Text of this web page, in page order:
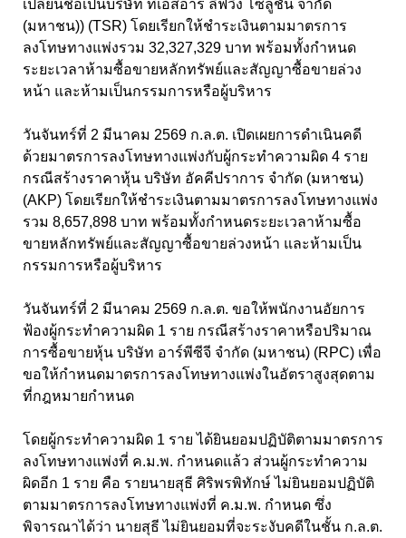
เปลี่ยนชื่อเป็นบริษัท ทีเอสอาร์ ลิฟวิ่ง โซลูชั่น จำกัด
(มหาชน)) (TSR) โดยเรียกให้ชำระเงินตามมาตรการ
ลงโทษทางแพ่งรวม 32,327,329 บาท พร้อมทั้งกำหนด
ระยะเวลาห้ามซื้อขายหลักทรัพย์และสัญญาซื้อขายล่วง
หน้า และห้ามเป็นกรรมการหรือผู้บริหาร
วันจันทร์ที่ 2 มีนาคม 2569 ก.ล.ต. เปิดเผยการดำเนินคดี
ด้วยมาตรการลงโทษทางแพ่งกับผู้กระทำความผิด 4 ราย
กรณีสร้างราคาหุ้น บริษัท อัคคีปราการ จำกัด (มหาชน)
(AKP) โดยเรียกให้ชำระเงินตามมาตรการลงโทษทางแพ่ง
รวม 8,657,898 บาท พร้อมทั้งกำหนดระยะเวลาห้ามซื้อ
ขายหลักทรัพย์และสัญญาซื้อขายล่วงหน้า และห้ามเป็น
กรรมการหรือผู้บริหาร
วันจันทร์ที่ 2 มีนาคม 2569 ก.ล.ต. ขอให้พนักงานอัยการ
ฟ้องผู้กระทำความผิด 1 ราย กรณีสร้างราคาหรือปริมาณ
การซื้อขายหุ้น บริษัท อาร์พีซีจี จำกัด (มหาชน) (RPC) เพื่อ
ขอให้กำหนดมาตรการลงโทษทางแพ่งในอัตราสูงสุดตาม
ที่กฎหมายกำหนด
โดยผู้กระทำความผิด 1 ราย ได้ยินยอมปฏิบัติตามมาตรการ
ลงโทษทางแพ่งที่ ค.ม.พ. กำหนดแล้ว ส่วนผู้กระทำความ
ผิดอีก 1 ราย คือ รายนายสุธี ศิริพรพิทักษ์ ไม่ยินยอมปฏิบัติ
ตามมาตรการลงโทษทางแพ่งที่ ค.ม.พ. กำหนด ซึ่ง
พิจารณาได้ว่า นายสุธี ไม่ยินยอมที่จะระงับคดีในชั้น ก.ล.ต.